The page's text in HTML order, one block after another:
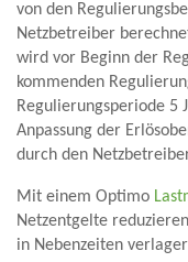
von den
Netzbetreiber
wird vor Beginn der
kommenden
Regulierungsperiode 5
Anpassung der
durch den
Mit einem Optimo
Netzentgelte
in Nebenzeiten